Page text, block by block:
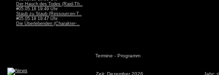
Der Hauch des Todes (Raid-Th..
#05.05.18 19:49 Uhr
Staub zu Staub (Ressourcen-T..
#05.05.18 19:47 Uhr
Die Überlebenden (Charakter-..
Termine - Programm
Zeit: Dezember 2026 Jahr: